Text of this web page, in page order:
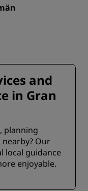
and
in Gran
planning
Our
local guidance
enjoyable.